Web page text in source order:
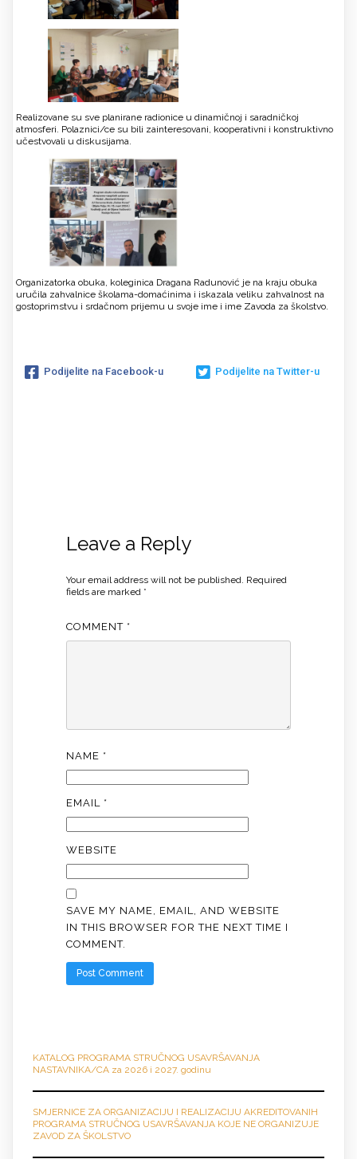
Realizovane su sve planirane radionice u dinamičnoj i saradničkoj
atmosferi. Polaznici/ce su bili zainteresovani, kooperativni i konstruktivno
učestvovali u diskusijama.
Organizatorka obuka, koleginica Dragana Radunović je na kraju obuka
uručila zahvalnice školama-domaćinima i iskazala veliku zahvalnost na
gostoprimstvu i srdačnom prijemu u svoje ime i ime Zavoda za školstvo.
Podijelite na Facebook-u Podijelite na Twitter-u
Leave a Reply
Your email address will not be published. Required
fields are marked *
COMMENT *
NAME *
EMAIL *
WEBSITE
SAVE MY NAME, EMAIL, AND WEBSITE
IN THIS BROWSER FOR THE NEXT TIME I
COMMENT.
KATALOG PROGRAMA STRUČNOG USAVRŠAVANJA
NASTAVNIKA/CA za 2026 i 2027. godinu
SMJERNICE ZA ORGANIZACIJU I REALIZACIJU AKREDITOVANIH
PROGRAMA STRUČNOG USAVRŠAVANJA KOJE NE ORGANIZUJE
ZAVOD ZA ŠKOLSTVO